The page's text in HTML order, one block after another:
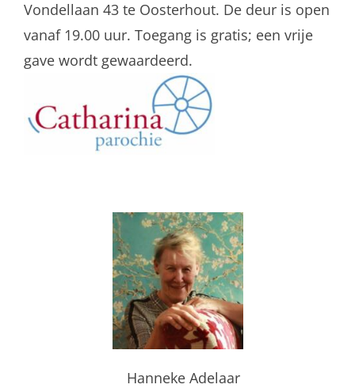
Vondellaan 43 te Oosterhout. De deur is open
vanaf 19.00 uur. Toegang is gratis; een vrije
gave wordt gewaardeerd.
Hanneke Adelaar